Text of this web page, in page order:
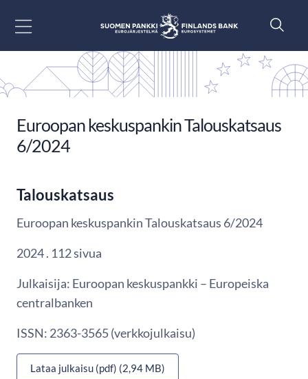
Euroopan keskuspankin Talouskatsaus
6/2024
Talouskatsaus
Euroopan keskuspankin Talouskatsaus 6/2024
2024 . 112 sivua
Julkaisija: Euroopan keskuspankki – Europeiska
centralbanken
ISSN: 2363-3565 (verkkojulkaisu)
Lataa julkaisu (pdf) (2,94 MB)